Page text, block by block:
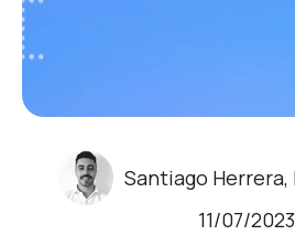
Santiago
11/07/2023